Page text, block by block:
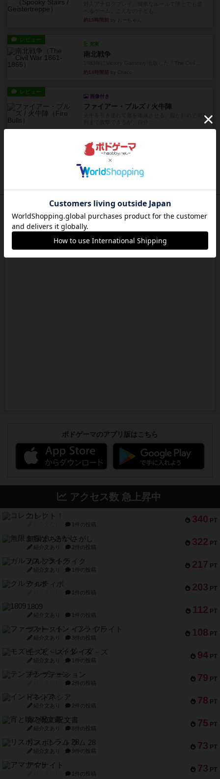
約15時間前
レビュー
充実
南北戦争
約18時間前
レビュー
画像付き
ファイアー・ブルズ / 火牛陣
火牛を引き連れて敵を殲滅させる。縦か斜めで前2
フリップ７
カードをめくるかパスをするかを決めてパスした
時のカード数字が得点になる...
約21時間前
ボドゲーマのアプリ版はこちら
アクセス数 急上昇中
340 PT
コレクト！
1件の投稿
322 PT
無限まちがいさがし
紹介文あり 2件の投稿
217 PT
ガルフストライク
紹介文あり 1件の投稿
203 PT
クルティボ
1件の投稿
112 PT
1809
紹介文あり 1件の投稿
108 PT
ファースト・イン・フライト
紹介文あり 3件の投稿
94 PT
モズビ－ズ・レイダ－ズ
紹介文あり 1件の投稿
79 PT
テンプテーション
2件の投稿
78 PT
インドネシア
紹介文あり 2件の投稿
75 PT
宵と暁の呪文書
紹介文あり 8件の投稿
73 PT
リスボン・トラム 28
紹介文あり 9件の投稿
73 PT
アマナイト
1件の投稿